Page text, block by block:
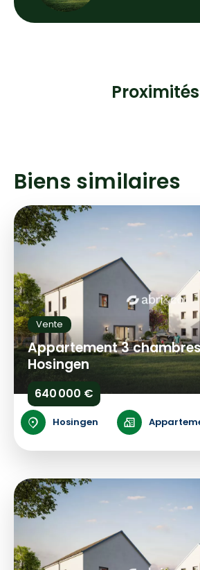
Proximités
Biens similaires
Vente
Appartement 3
Hosingen
640 000 €
Hosingen